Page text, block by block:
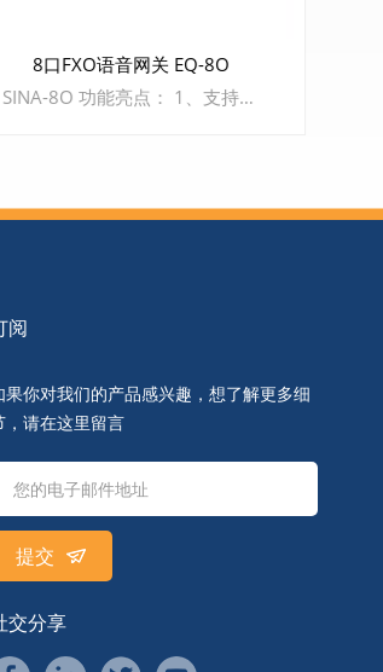
8口FXO语音网关 EQ-8O
SINA-8O 功能亮点： 1、支持接入8条PSTN电话外线 2、专业的语音处理芯片，具有高性能、全并发的呼叫处理能力 3、支持G.711、G.729、G.723，G.726，iLBC，AMR等编码 4、支持语音、传真、POS终端接入 5、网络接口：1* LAN，1* WAN, 10/100Mbps, RJ45
阅
果你对我们的产品感兴趣，想了解更多细
，请在这里留言
提交
交分享